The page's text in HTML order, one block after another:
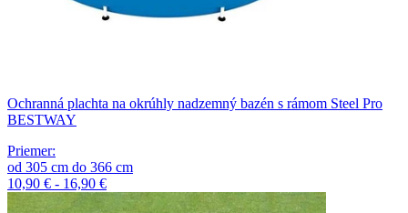
Ochranná plachta na okrúhly nadzemný bazén s rámom Steel Pro
BESTWAY
Priemer:
od 305 cm do 366 cm
10,90 € - 16,90 €